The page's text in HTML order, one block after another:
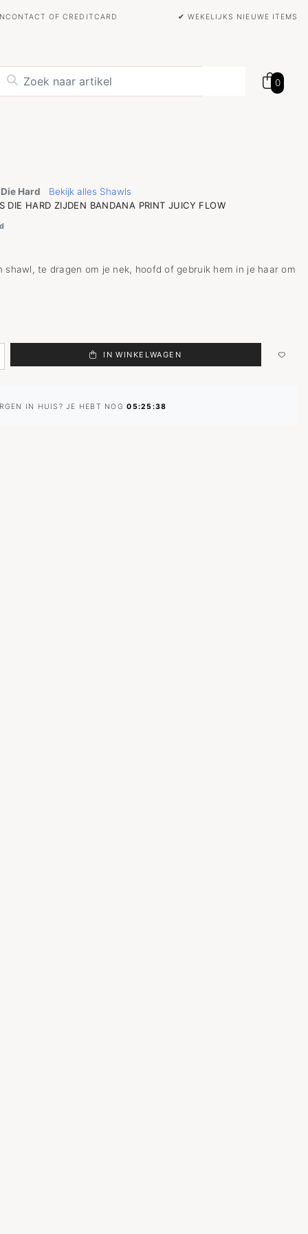
OF CREDITCARD ✔ WEKELIJKS NIEUWE ITEMS
0
Hard
Bekijk alles Shawls
DIE HARD ZIJDEN BANDANA PRINT JUICY FLOW
shawl, te dragen om je nek, hoofd of gebruik hem in je haar om
IN WINKELWAGEN
IN HUIS? JE HEBT NOG05:25:37